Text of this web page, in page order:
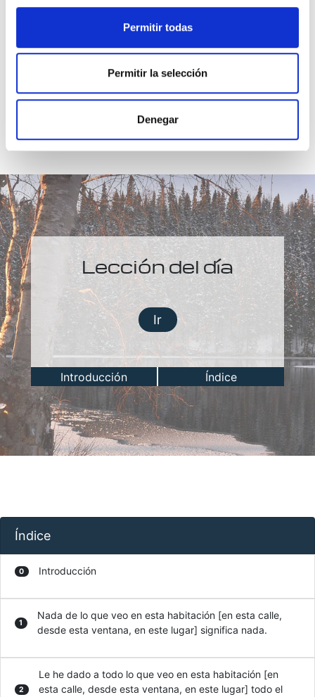
Permitir todas
Permitir la selección
Denegar
de que son una y la misma.
Lección del día
Ir
Introducción Índice
Índice
0 Introducción
1
Nada de lo que veo en esta habitación [en esta calle,
desde esta ventana, en este lugar] significa nada.
2
Le he dado a todo lo que veo en esta habitación [en
esta calle, desde esta ventana, en este lugar] todo el